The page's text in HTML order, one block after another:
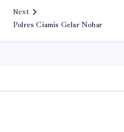
Next
Polres Ciamis Gelar Nobar